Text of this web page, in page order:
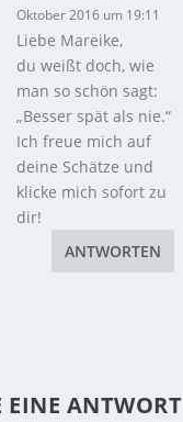
Oktober 2016 um 19:11
Liebe Mareike,
du weißt doch, wie
man so schön sagt:
„Besser spät als nie.“
Ich freue mich auf
deine Schätze und
klicke mich sofort zu
dir!
ANTWORTEN
EINE ANTWORT